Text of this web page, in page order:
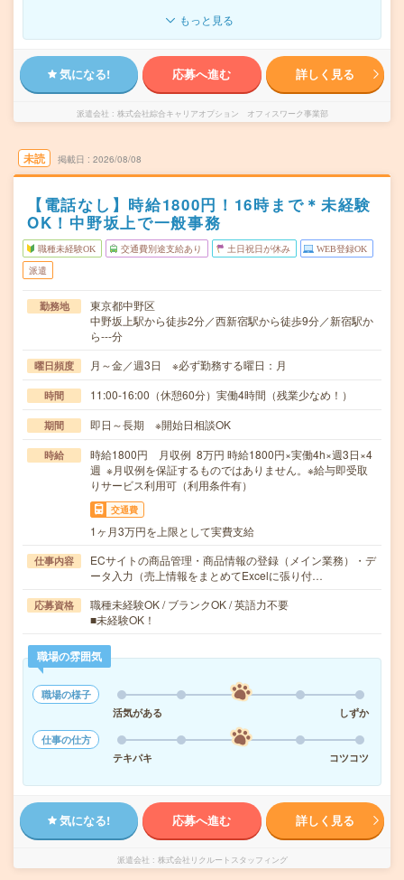
もっと見る
気になる! 応募へ進む 詳しく見る
派遣会社 株式会社綜合キャリアオプション オフィスワーク事業部
未読 掲載日 2026/08/08
【電話なし】時給1800円！16時まで＊未経験
OK！中野坂上で一般事務
職種未経験OK 交通費別途支給あり 土日祝日が休み WEB登録OK
派遣
勤務地
東京都中野区
中野坂上駅から徒歩2分／西新宿駅から徒歩9分／新宿駅か
ら---分
曜日頻度 月～金／週3日 ※必ず勤務する曜日：月
時間 11:00-16:00（休憩60分）実働4時間（残業少なめ！）
期間 即日～長期 ※開始日相談OK
時給
時給1800円 月収例 8万円 時給1800円×実働4h×週3日×4
週 ※月収例を保証するものではありません。※給与即受取
りサービス利用可（利用条件有）
交通費
1ヶ月3万円を上限として実費支給
仕事内容
ECサイトの商品管理・商品情報の登録（メイン業務）・デ
ータ入力（売上情報をまとめてExcelに張り付…
応募資格
職種未経験OK / ブランクOK / 英語力不要
■未経験OK！
職場の雰囲気
職場の様子
活気がある
しずか
仕事の仕方
テキパキ
コツコツ
気になる! 応募へ進む 詳しく見る
派遣会社 株式会社リクルートスタッフィング